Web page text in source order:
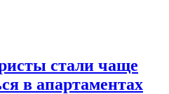
стали чаще
в апартаментах